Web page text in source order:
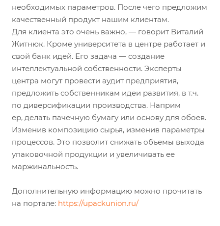
необходимых параметров. После чего предложим
качественный продукт нашим клиентам.
Для клиента это очень важно, — говорит Виталий
Житнюк. Кроме университета в центре работает и
свой банк идей. Его задача — создание
интеллектуальной собственности. Эксперты
центра могут провести аудит предприятия,
предложить собственникам идеи развития, в т.ч.
по диверсификации производства. Наприм
ер, делать пачечную бумагу или основу для обоев.
Изменив композицию сырья, изменив параметры
процессов. Это позволит снижать объемы выхода
упаковочной продукции и увеличивать ее
маржинальность.
Дополнительную информацию можно прочитать
на портале: https://upackunion.ru/